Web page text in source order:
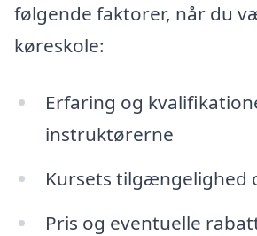
følgende faktorer, når du
køreskole:
Erfaring og
instruktørerne
Kursets tilgængelighed
Pris og eventuelle